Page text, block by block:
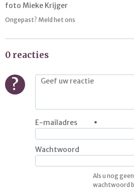
foto Mieke Krijger
Ongepast? Meld het ons
0 reacties
?
E-mailadres
Wachtwoord
Als u nog
wachtwoord